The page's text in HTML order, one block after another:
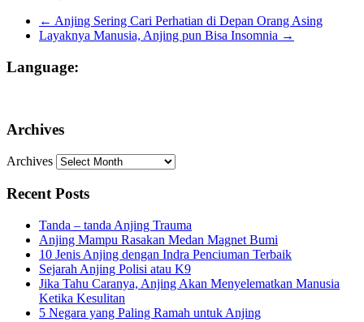
← Anjing Sering Cari Perhatian di Depan Orang Asing
Layaknya Manusia, Anjing pun Bisa Insomnia →
Language:
Archives
Archives
Recent Posts
Tanda – tanda Anjing Trauma
Anjing Mampu Rasakan Medan Magnet Bumi
10 Jenis Anjing dengan Indra Penciuman Terbaik
Sejarah Anjing Polisi atau K9
Jika Tahu Caranya, Anjing Akan Menyelematkan Manusia
Ketika Kesulitan
5 Negara yang Paling Ramah untuk Anjing